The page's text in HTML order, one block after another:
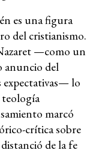
es una figura
del cristianismo.
—como un
anuncio del
expectativas— lo
marcó
crítica sobre
de la fe